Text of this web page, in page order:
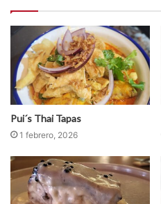
Comer en Lisboa
Pui´s Thai Tapas
1 febrero, 2026